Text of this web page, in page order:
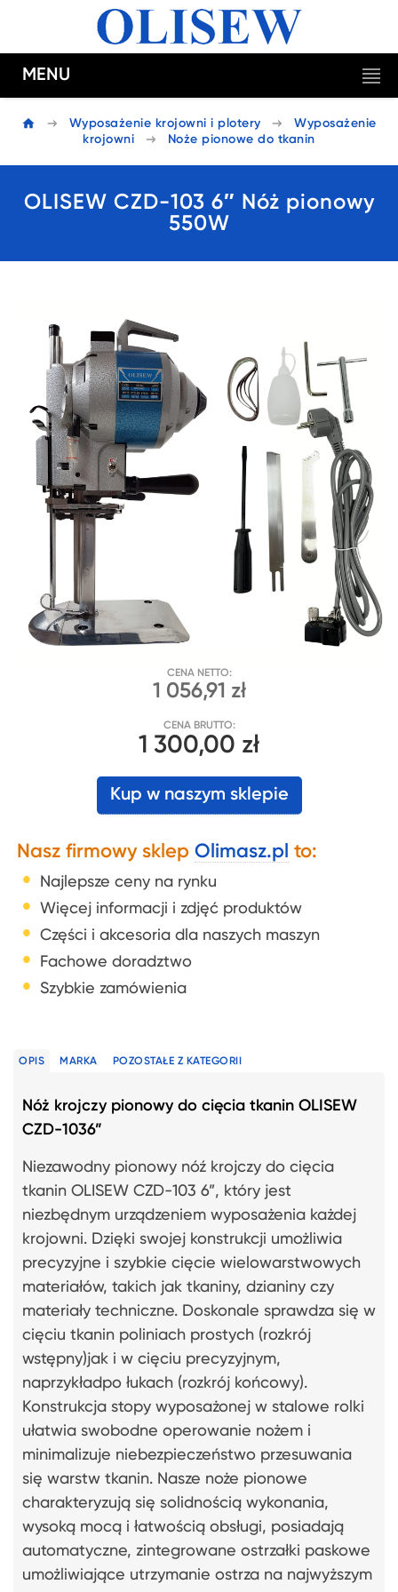
MENU
Wyposażenie krojowni i plotery
Wyposażenie
krojowni
Noże pionowe do tkanin
OLISEW CZD-103 6″ Nóż pionowy
550W
CENA NETTO:
1 056,91 zł
CENA BRUTTO:
1 300,00 zł
Kup w naszym sklepie
Nasz firmowy sklep Olimasz.pl to:
Najlepsze ceny na rynku
Więcej informacji i zdjęć produktów
Części i akcesoria dla naszych maszyn
Fachowe doradztwo
Szybkie zamówienia
OPIS MARKA POZOSTAŁE Z KATEGORII
Nóż krojczy pionowy do cięcia tkanin OLISEW
CZD-1036”
Niezawodny pionowy nóź krojczy do cięcia
tkanin OLISEW CZD-103 6”, który jest
niezbędnym urządzeniem wyposażenia każdej
krojowni. Dzięki swojej konstrukcji umożliwia
precyzyjne i szybkie cięcie wielowarstwowych
materiałów, takich jak tkaniny, dzianiny czy
materiały techniczne. Doskonale sprawdza się w
cięciu tkanin poliniach prostych (rozkrój
wstępny)jak i w cięciu precyzyjnym,
naprzykładpo łukach (rozkrój końcowy).
Konstrukcja stopy wyposażonej w stalowe rolki
ułatwia swobodne operowanie nożem i
minimalizuje niebezpieczeństwo przesuwania
się warstw tkanin. Nasze noże pionowe
charakteryzują się solidnością wykonania,
wysoką mocą i łatwością obsługi, posiadają
automatyczne, zintegrowane ostrzałki paskowe
umożliwiające utrzymanie ostrza na najwyższym